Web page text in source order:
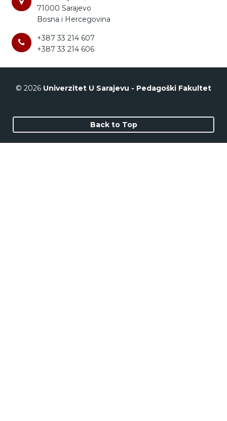
71000 Sarajevo
Bosna i Hercegovina
+387 33 214 607
+387 33 214 606
© 2026 Univerzitet U Sarajevu - Pedagoški Fakultet
Back to Top